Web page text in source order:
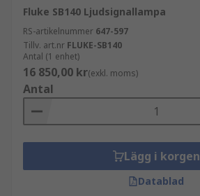
Fluke SB140 Ljudsignallampa
RS-artikelnummer 647-597
Tillv. art.nr FLUKE-SB140
Antal (1 enhet)
16 850,00 kr(exkl. moms)
Antal
Lägg i korgen
Datablad